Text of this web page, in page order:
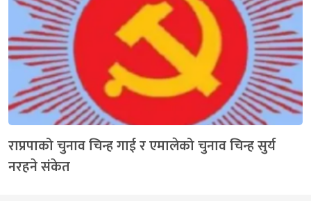
राप्रपाको चुनाव चिन्ह गाई र एमालेको चुनाव चिन्ह सुर्य
नरहने संकेत